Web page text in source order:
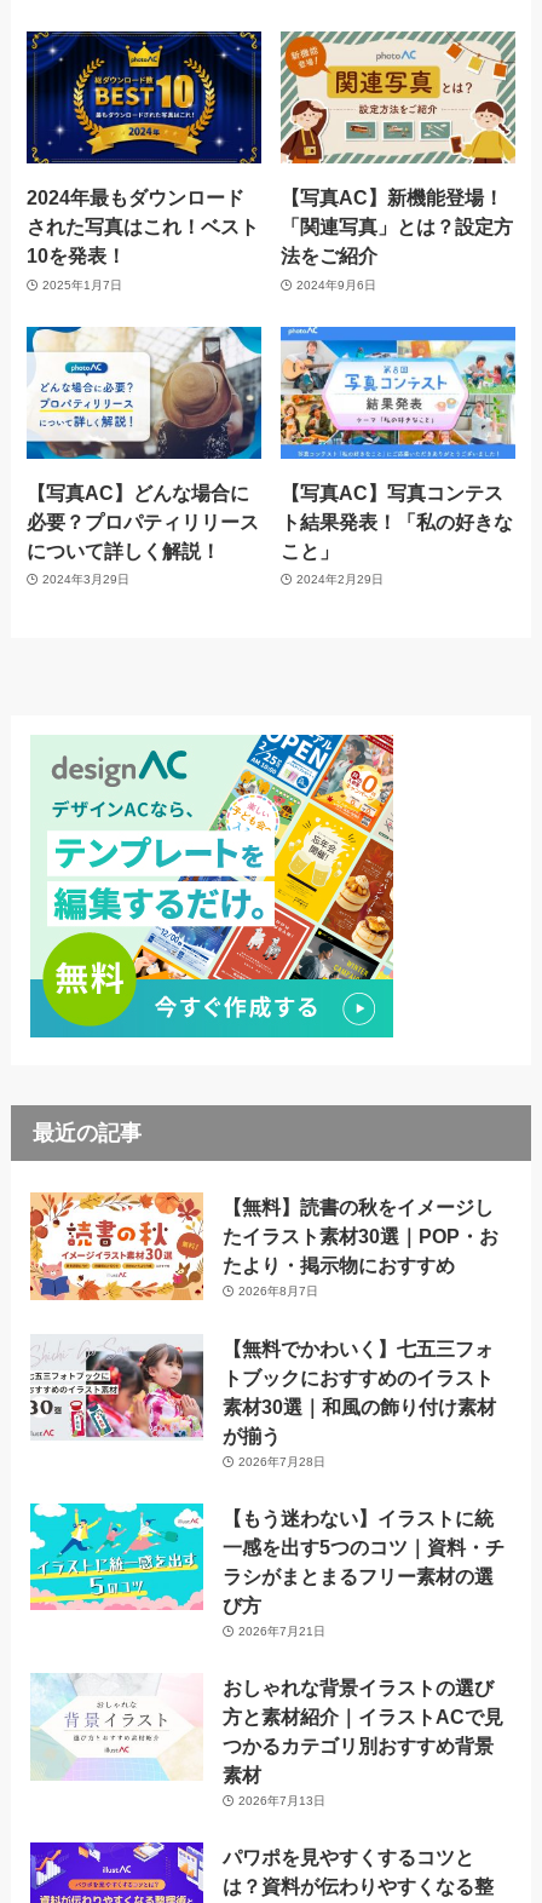
2024年最もダウンロード
された写真はこれ！ベスト
10を発表！
2025年1月7日
【写真AC】新機能登場！
「関連写真」とは？設定方
法をご紹介
2024年9月6日
【写真AC】どんな場合に
必要？プロパティリリース
について詳しく解説！
2024年3月29日
【写真AC】写真コンテス
ト結果発表！「私の好きな
こと」
2024年2月29日
最近の記事
【無料】読書の秋をイメージし
たイラスト素材30選｜POP・お
たより・掲示物におすすめ
2026年8月7日
【無料でかわいく】七五三フォ
トブックにおすすめのイラスト
素材30選｜和風の飾り付け素材
が揃う
2026年7月28日
【もう迷わない】イラストに統
一感を出す5つのコツ｜資料・チ
ラシがまとまるフリー素材の選
び方
2026年7月21日
おしゃれな背景イラストの選び
方と素材紹介｜イラストACで見
つかるカテゴリ別おすすめ背景
素材
2026年7月13日
パワポを見やすくするコツと
は？資料が伝わりやすくなる整